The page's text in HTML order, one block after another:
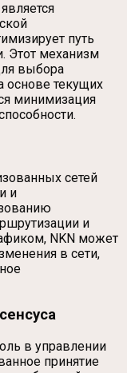
путь
Этот механизм
выбора
основе текущих
минимизация
сетей
и
и
NKN может
в сети,
в управлении
принятие